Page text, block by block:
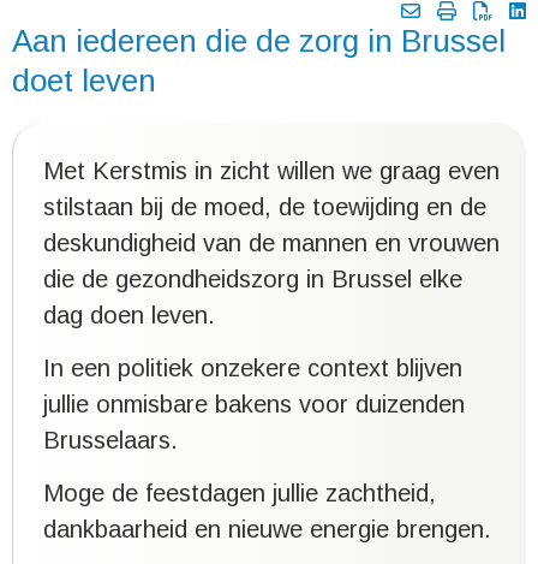
Aan iedereen die de zorg in Brussel
doet leven
Met Kerstmis in zicht willen we graag even
stilstaan bij de moed, de toewijding en de
deskundigheid van de mannen en vrouwen
die de gezondheidszorg in Brussel elke
dag doen leven.
In een politiek onzekere context blijven
jullie onmisbare bakens voor duizenden
Brusselaars.
Moge de feestdagen jullie zachtheid,
dankbaarheid en nieuwe energie brengen.